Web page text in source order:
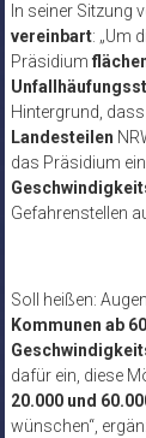
In seiner Sitzung
vereinbart: „Um
Präsidium
Hintergrund, dass
Landesteilen
das Präsidium
Gefahrenstellen
Soll heißen:
Kommunen ab
dafür ein, diese
20.000 und
wünschen“,